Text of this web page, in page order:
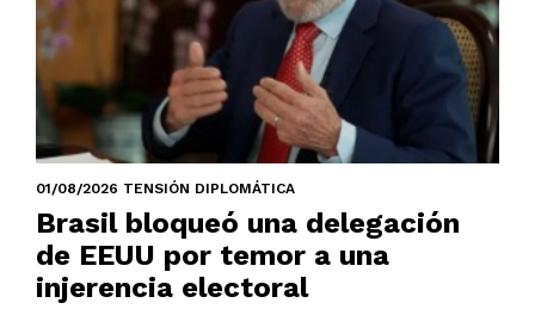
01/08/2026 TENSIÓN DIPLOMÁTICA
Brasil bloqueó una delegación
de EEUU por temor a una
injerencia electoral